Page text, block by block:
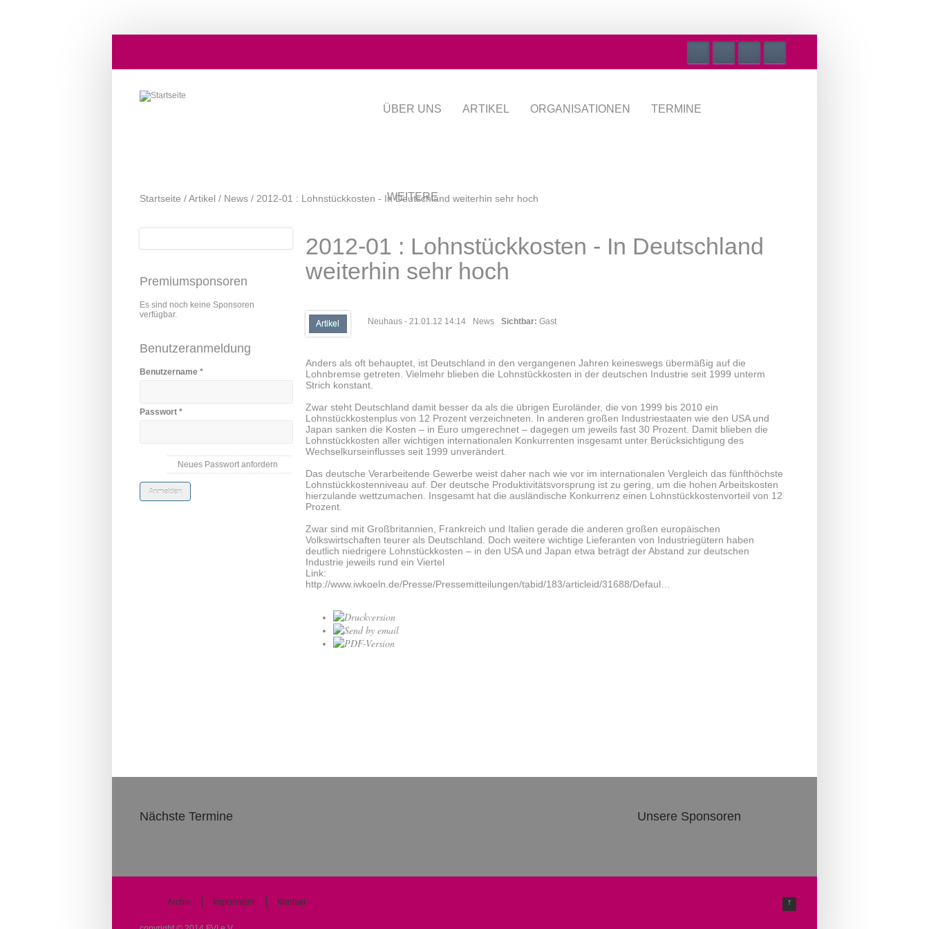
ÜBER UNS ARTIKEL ORGANISATIONEN TERMINE
WEITERE
Startseite /Artikel / News / 2012-01 : Lohnstückkosten - In Deutschland weiterhin sehr hoch
Suche
Premiumsponsoren
Es sind noch keine Sponsoren
verfügbar.
Benutzeranmeldung
Benutzername *
Passwort *
Neues Passwort anfordern
2012-01 : Lohnstückkosten - In Deutschland
weiterhin sehr hoch
Artikel Neuhaus- 21.01.12 14:14 News Sichtbar: Gast
Anders als oft behauptet, ist Deutschland in den vergangenen Jahren keineswegs übermäßig auf die
Lohnbremse getreten. Vielmehr blieben die Lohnstückkosten in der deutschen Industrie seit 1999 unterm
Strich konstant.
Zwar steht Deutschland damit besser da als die übrigen Euroländer, die von 1999 bis 2010 ein
Lohnstückkostenplus von 12 Prozent verzeichneten. In anderen großen Industriestaaten wie den USA und
Japan sanken die Kosten – in Euro umgerechnet – dagegen um jeweils fast 30 Prozent. Damit blieben die
Lohnstückkosten aller wichtigen internationalen Konkurrenten insgesamt unter Berücksichtigung des
Wechselkurseinflusses seit 1999 unverändert.
Das deutsche Verarbeitende Gewerbe weist daher nach wie vor im internationalen Vergleich das fünfthöchste
Lohnstückkostenniveau auf. Der deutsche Produktivitätsvorsprung ist zu gering, um die hohen Arbeitskosten
hierzulande wettzumachen. Insgesamt hat die ausländische Konkurrenz einen Lohnstückkostenvorteil von 12
Prozent.
Zwar sind mit Großbritannien, Frankreich und Italien gerade die anderen großen europäischen
Volkswirtschaften teurer als Deutschland. Doch weitere wichtige Lieferanten von Industriegütern haben
deutlich niedrigere Lohnstückkosten – in den USA und Japan etwa beträgt der Abstand zur deutschen
Industrie jeweils rund ein Viertel
Link:
http://www.iwkoeln.de/Presse/Pressemitteilungen/tabid/183/articleid/31688/Defaul…
Nächste Termine Unsere Sponsoren
↑
Archiv Impressum Kontakt